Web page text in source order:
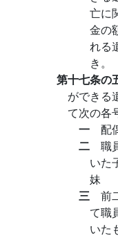
亡に
金の
れる
き。
第十七条の
ができる
て次の各
一 配
二 職
いた
妹
三 前
て職
いた